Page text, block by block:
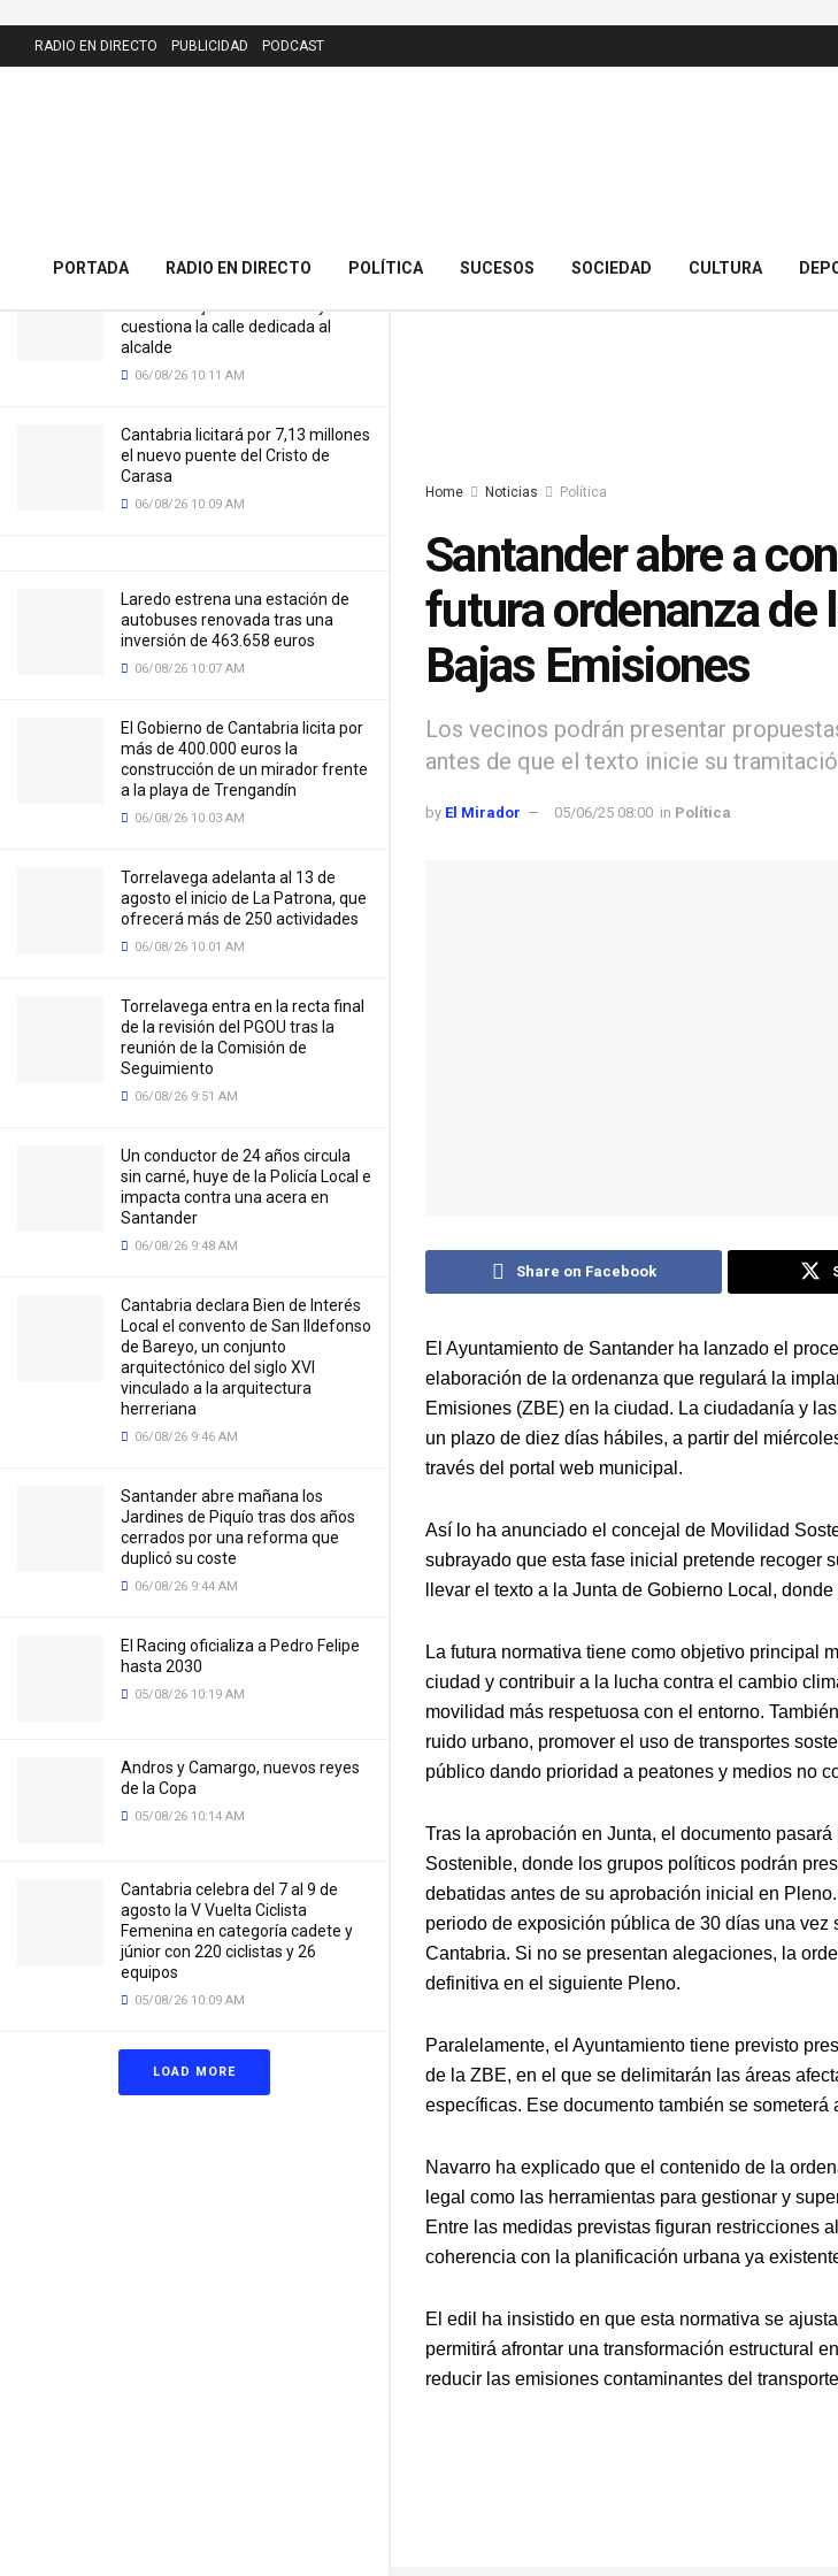
cuestiona la calle dedicada al
alcalde
06/08/26 10:11 AM
Cantabria licitará por 7,13 millones
el nuevo puente del Cristo de
Carasa
06/08/26 10:09 AM
Laredo estrena una estación de
autobuses renovada tras una
inversión de 463.658 euros
06/08/26 10:07 AM
El Gobierno de Cantabria licita por
más de 400.000 euros la
construcción de un mirador frente
a la playa de Trengandín
06/08/26 10:03 AM
Torrelavega adelanta al 13 de
agosto el inicio de La Patrona, que
ofrecerá más de 250 actividades
06/08/26 10:01 AM
Torrelavega entra en la recta final
de la revisión del PGOU tras la
reunión de la Comisión de
Seguimiento
06/08/26 9:51 AM
Un conductor de 24 años circula
sin carné, huye de la Policía Local e
impacta contra una acera en
Santander
06/08/26 9:48 AM
Cantabria declara Bien de Interés
Local el convento de San Ildefonso
de Bareyo, un conjunto
arquitectónico del siglo XVI
vinculado a la arquitectura
herreriana
06/08/26 9:46 AM
Santander abre mañana los
Jardines de Piquío tras dos años
cerrados por una reforma que
duplicó su coste
06/08/26 9:44 AM
El Racing oficializa a Pedro Felipe
hasta 2030
05/08/26 10:19 AM
Andros y Camargo, nuevos reyes
de la Copa
05/08/26 10:14 AM
Cantabria celebra del 7 al 9 de
agosto la V Vuelta Ciclista
Femenina en categoría cadete y
júnior con 220 ciclistas y 26
equipos
05/08/26 10:09 AM
LOAD MORE
RADIO EN DIRECTO PUBLICIDAD PODCAST
PORTADA RADIO EN DIRECTO POLÍTICA SUCESOS SOCIEDAD CULTURA
Home Noticias Política
Santander abre a
futura ordenanza de
Bajas Emisiones
Los vecinos podrán presentar
antes de que el texto inicie su
by El Mirador 05/06/25 08:00 in Política
Share on Facebook
El Ayuntamiento de Santander ha lanzado el
elaboración de la ordenanza que regulará la
Emisiones (ZBE) en la ciudad. La ciudadanía y
un plazo de diez días hábiles, a partir del
través del portal web municipal.
Así lo ha anunciado el concejal de Movilidad
subrayado que esta fase inicial pretende recoger
llevar el texto a la Junta de Gobierno Local,
La futura normativa tiene como objetivo principal
ciudad y contribuir a la lucha contra el cambio
movilidad más respetuosa con el entorno.
ruido urbano, promover el uso de transportes
público dando prioridad a peatones y medios no
Tras la aprobación en Junta, el documento
Sostenible, donde los grupos políticos podrán
debatidas antes de su aprobación inicial en
periodo de exposición pública de 30 días una
Cantabria. Si no se presentan alegaciones, la
definitiva en el siguiente Pleno.
Paralelamente, el Ayuntamiento tiene previsto
de la ZBE, en el que se delimitarán las áreas
específicas. Ese documento también se someterá
Navarro ha explicado que el contenido de la
legal como las herramientas para gestionar y
Entre las medidas previstas figuran restricciones
coherencia con la planificación urbana ya
El edil ha insistido en que esta normativa se
permitirá afrontar una transformación estructural
reducir las emisiones contaminantes del